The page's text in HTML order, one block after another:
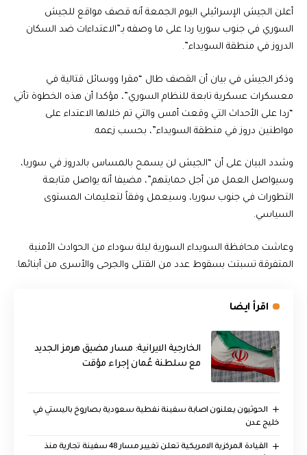
أعلن الجيش الإسرائيلي اليوم الجمعة أنه قصف مواقع للجيش
السوري في جنوب سوريا ردا على ما وصفه بـ”الاعتداءات ضد السكان
الدروز في منطقة السويداء”.
وذكر الجيش في بيان أن القصف طال “مقرا ووسائل قتالية في
معسكرات عسكرية تابعة للنظام السوري”، مؤكدا أن هذه الخطوة تأتي
“ردا على الأحداث التي وقعت أمس والتي تم خلالها الاعتداء على
مواطنين دروز في منطقة السويداء”، بحسب زعمه.
وشدد البيان على أن “الجيش لن يسمح بالمساس بالدروز في سوريا،
وسيواصل العمل من أجل حمايتهم”، مضيفا أنه يواصل متابعة
التطورات في جنوب سوريا، وسيعمل وفقاً لتعليمات المستوى
السياسي.
وعاشت محافظة السويداء السورية ليلة سوداء من الحوادث الأمنية
المتفرقة تسبتت بسقوط عدد من القتلى والجرحى والأسرى من أبنائها.
اقرأ ايضا
الخارجية الايرانية: مسار مضيق هرمز الجديد
مع سلطنة عُمان إجراء مؤقت
الحوثيون يعلنون اصابة سفينة نفطية سعودية بصاروخ باليستي في
خليج عدن
القيادة المركزية الامريكية تعلن تغيير مسار 48 سفينة تجارية منذ